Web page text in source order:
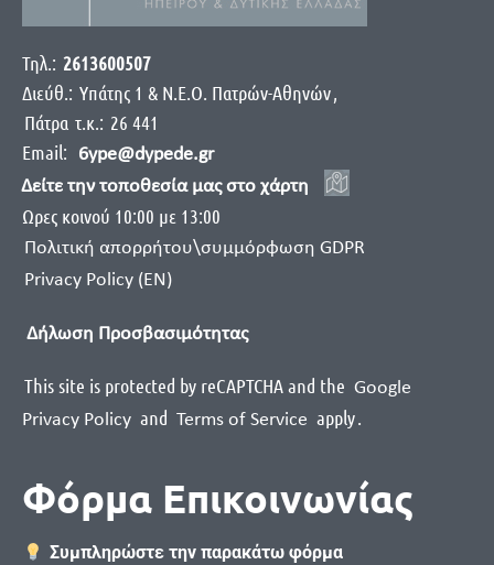
Τηλ.: 2613600507
Διεύθ.: Yπάτης 1 & Ν.Ε.Ο. Πατρών-Αθηνών,
Πάτρα τ.κ.: 26 441
Email:
6ype@dypede.gr
Δείτε την τοποθεσία μας στο χάρτη
Ωρες κοινού 10:00 με 13:00
Πολιτική απορρήτου\συμμόρφωση GDPR
Privacy Policy (EN)
Δήλωση Προσβασιμότητας
This site is protected by reCAPTCHA and the Google
Privacy Policy and Terms of Service apply.
Φόρμα Επικοινωνίας
Συμπληρώστε την παρακάτω φόρμα